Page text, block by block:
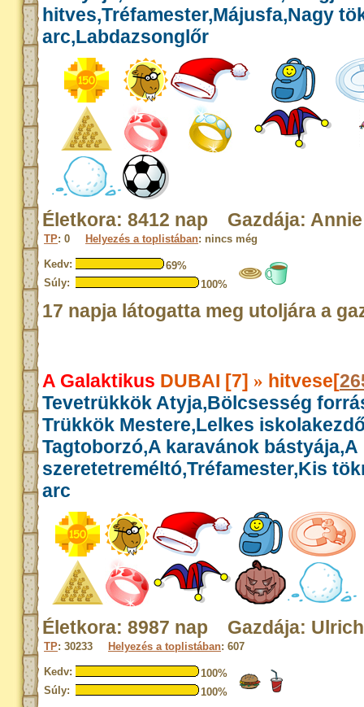
hitves,Tréfamester,Májusfa,Nagy
arc,Labdazsonglőr
Életkora: 8412 nap Gazdája: Annie
TP: 0 Helyezés a toplistában: nincs még
Kedv:
69%
Súly:
100%
17 napja látogatta meg utoljára a
A Galaktikus DUBAI [7] » hitvese[
Tevetrükkök Atyja,Bölcsesség
Trükkök Mestere,Lelkes
Tagtoborzó,A karavánok bástyája,A
szeretetreméltó,Tréfamester,Kis
arc
Életkora: 8987 nap Gazdája:
TP: 30233 Helyezés a toplistában: 607
Kedv:
100%
Súly:
100%